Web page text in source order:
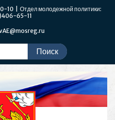
10 | Отдел молодежной политики:
65-11